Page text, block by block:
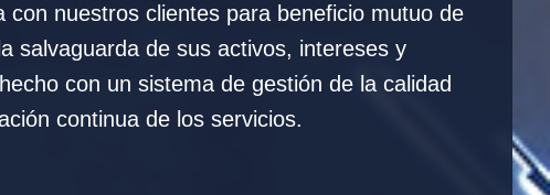
con nuestros clientes para beneficio mutuo de
salvaguarda de sus activos, intereses y
con un sistema de gestión de la calidad
continua de los servicios.